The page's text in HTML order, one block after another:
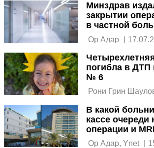
Минздрав
закрытии
в частной
Medica Raphael
Ор Адар |
погибла в ДТП
№ 6
В какой
кассе очереди
операции и
меньше: отчет
Ор Адар, Ynet |